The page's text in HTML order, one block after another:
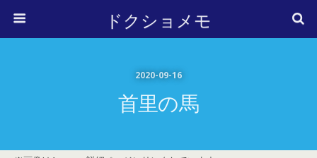
ドクショメモ
2020-09-16
首里の馬